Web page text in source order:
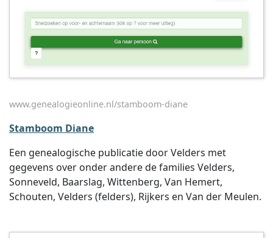
www.genealogieonline.nl/stamboom-diane
Stamboom Diane
Een genealogische publicatie door Velders met
gegevens over onder andere de families Velders,
Sonneveld, Baarslag, Wittenberg, Van Hemert,
Schouten, Velders (felders), Rijkers en Van der Meulen.